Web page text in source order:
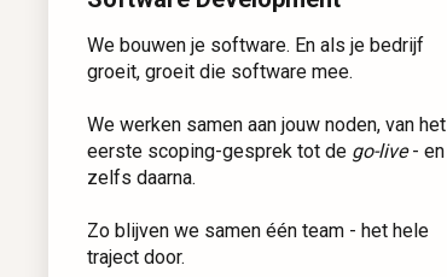
We bouwen je software. En als je bedrijf
groeit, groeit die software mee.
We werken samen aan jouw noden, van het
eerste scoping-gesprek tot de go-live- en
zelfs daarna.
Zo blijven we samen één team - het hele
traject door.